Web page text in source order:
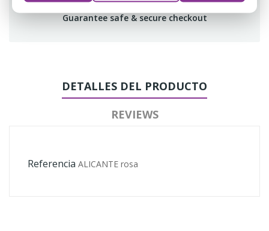
Guarantee safe & secure checkout
DETALLES DEL PRODUCTO
REVIEWS
Referencia ALICANTE rosa